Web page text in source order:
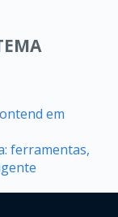
em
ferramentas,